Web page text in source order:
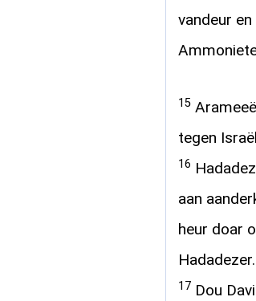
vandeur
15
tegen
16
aan
heur doar
17 Dou